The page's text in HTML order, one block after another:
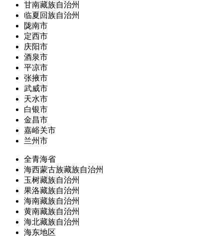
甘南藏族自治州
临夏回族自治州
陇南市
定西市
庆阳市
酒泉市
平凉市
张掖市
武威市
天水市
白银市
金昌市
嘉峪关市
兰州市
全青海省
海西蒙古族藏族自治州
玉树藏族自治州
果洛藏族自治州
海南藏族自治州
黄南藏族自治州
海北藏族自治州
海东地区